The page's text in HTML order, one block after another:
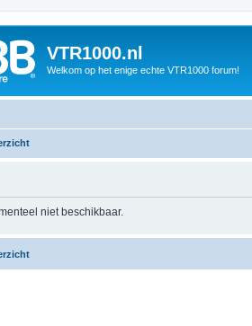
VTR1000.nl
Welkom op het enige echte VTR1000 forum!
niet beschikbaar.